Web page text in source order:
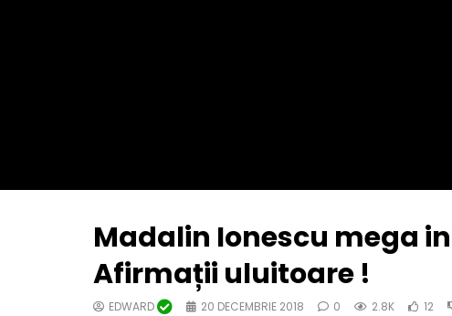
Madalin Ionescu mega
Afirmații uluitoare !
EDWARD 20 DECEMBRIE 2018 0 2.8K 12